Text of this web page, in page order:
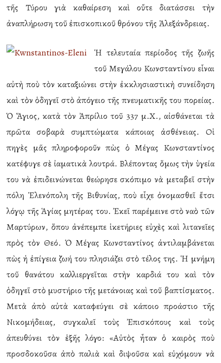
τῆς Τύρου γιὰ καθαίρεση καὶ οὔτε διατάσσει τὴν
ἀναπλήρωση τοῦ ἐπισκοπικοῦ θρόνου τῆς Ἀλεξάνδρειας.
Ἡ τελευταία περίοδος τῆς ζωῆς
τοῦ Μεγάλου Κωνσταντίνου εἶναι
αὐτὴ ποὺ τὸν καταξιώνει στὴν ἐκκλησιαστικὴ συνείδηση
καὶ τὸν ὁδηγεῖ στὸ ἀπόγειο τῆς πνευματικῆς του πορείας.
Ὁ Ἅγιος, κατὰ τὸν Ἀπρίλιο τοῦ 337 μ.Χ., αἰσθάνεται τὰ
πρῶτα σοβαρὰ συμπτώματα κάποιας ἀσθένειας. Οἱ
πηγὲς μᾶς πληροφοροῦν πὼς ὁ Μέγας Κωνσταντίνος
κατέφυγε σὲ ἰαματικὰ λουτρά. Βλέποντας ὅμως τὴν ὑγεία
του νὰ ἐπιδεινώνεται θεώρησε σκόπιμο νὰ μεταβεῖ στὴν
πόλη Ἑλενόπολη τῆς Βιθυνίας, ποὺ εἶχε ὀνομασθεῖ ἔτσι
λόγῳ τῆς Ἁγίας μητέρας του. Ἐκεῖ παρέμεινε στὸ ναὸ τῶν
Μαρτύρων, ὅπου ἀνέπεμπε ἱκετήριες εὐχὲς καὶ λιτανεῖες
πρὸς τὸν Θεό. Ὁ Μέγας Κωνσταντίνος ἀντιλαμβάνεται
πὼς ἡ ἐπίγεια ζωή του πλησιάζει στὸ τέλος της. Ἡ μνήμη
τοῦ θανάτου καλλιεργεῖται στὴν καρδιά του καὶ τὸν
ὁδηγεῖ στὸ μυστήριο τῆς μετάνοιας καὶ τοῦ βαπτίσματος.
Μετὰ ἀπὸ αὐτὰ καταφεύγει σὲ κάποιο προάστιο τῆς
Νικομήδειας, συγκαλεῖ τοὺς Ἐπισκόπους καὶ τοὺς
ἀπευθύνει τὸν ἑξῆς λόγο: «Αὐτὸς ἦταν ὁ καιρὸς ποὺ
προσδοκοῦσα ἀπὸ παλιὰ καὶ διψοῦσα καὶ εὐχόμουν νὰ